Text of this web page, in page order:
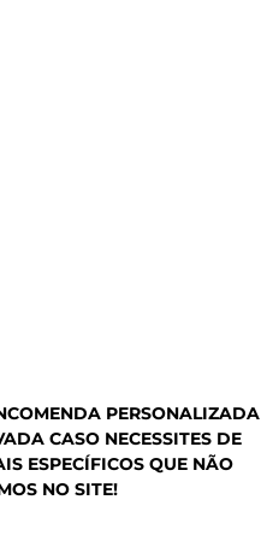
PERSONALIZADA
CASO NECESSITES DE
ESPECÍFICOS QUE NÃO
NO SITE!